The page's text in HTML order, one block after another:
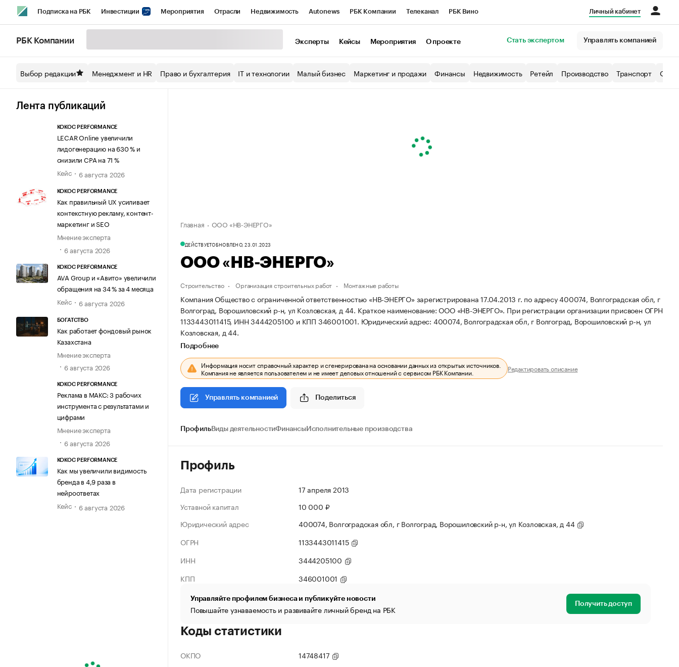
Подписка на РБК Инвестиции Мероприятия Отрасли Недвижимость Autonews РБК Компании Телеканал РБК Вино
Спецпроекты СПб Конференции СПб Спецпроекты Экономика Бизнес
Технологии и медиа
Личный кабинет
РБК Компании Эксперты Кейсы Мероприятия О проекте Стать экспертом Управлять компанией
Выбор редакции Менеджмент и HR Право и бухгалтерия IT и технологии Малый бизнес Маркетинг и продажи Финансы Недвижимость Ретейл Производство Транспорт
Лента публикаций
KOKOC PERFORMANCE
LECAR Online увеличили
лидогенерацию на 630 % и
снизили CPA на 71 %
Кейс
6 августа 2026
KOKOC PERFORMANCE
Как правильный UX усиливает
контекстную рекламу, контент-
маркетинг и SEO
Мнение эксперта
6 августа 2026
KOKOC PERFORMANCE
AVA Group и «Авито» увеличили
обращения на 34 % за 4 месяца
Кейс
6 августа 2026
БОГАТСТВО
Как работает фондовый рынок
Казахстана
Мнение эксперта
6 августа 2026
KOKOC PERFORMANCE
Реклама в МАКС: 3 рабочих
инструмента с результатами и
цифрами
Мнение эксперта
6 августа 2026
KOKOC PERFORMANCE
Как мы увеличили видимость
бренда в 4,9 раза в
нейроответах
Кейс
6 августа 2026
Главная ООО «НВ-ЭНЕРГО»
ДЕЙСТВУЕТОБНОВЛЕНО, 23.01.2023
ООО «НВ-ЭНЕРГО»
Строительство Организация строительных работ Монтажные работы
Компания Общество с ограниченной ответственностью «НВ-ЭНЕРГО» зарегистрирована 17.04.2013 г. по адресу 400074, Волгоградская обл, г
Волгоград, Ворошиловский р-н, ул Козловская, д 44. Краткое наименование: ООО «НВ-ЭНЕРГО». При регистрации организации присвоен ОГРН
1133443011415, ИНН 3444205100 и КПП 346001001. Юридический адрес: 400074, Волгоградская обл, г Волгоград, Ворошиловский р-н, ул
Козловская, д 44.
Подробнее
Информация носит справочный характер и сгенерирована на основании данных из открытых источников.
Компания не является пользователем и не имеет деловых отношений с сервисом РБК Компании. Редактировать описание
Управлять компанией Поделиться
ПрофильВиды деятельностиФинансыИсполнительные производства
Профиль
Дата регистрации
17 апреля 2013
Уставной капитал
10 000 ₽
Юридический адрес
400074, Волгоградская обл, г Волгоград, Ворошиловский р-н, ул Козловская, д 44
ОГРН
1133443011415
ИНН
3444205100
КПП
346001001
Управляйте профилем бизнеса и публикуйте новости
Повышайте узнаваемость и развивайте личный бренд на РБК Получить доступ
Коды статистики
ОКПО
14748417